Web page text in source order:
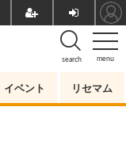
menu
search
イベント リセマム